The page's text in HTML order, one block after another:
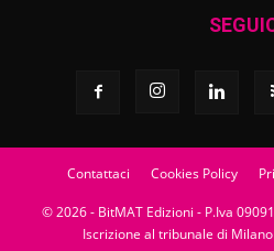
Contattaci Cookies Policy
© 2026 - BitMAT Edizioni - P.Iva
Iscrizione al tribunale di